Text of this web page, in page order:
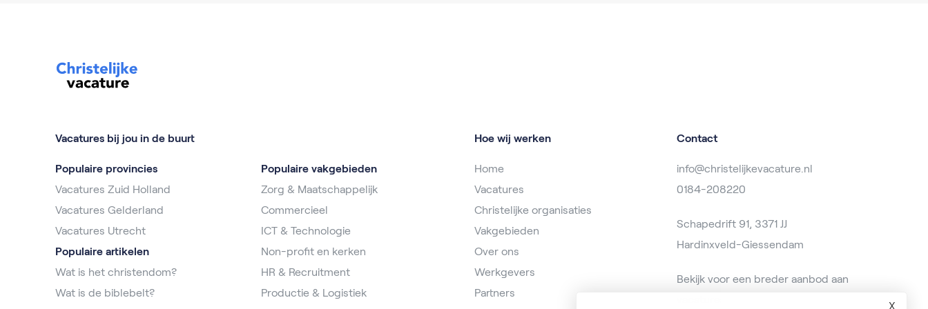
Vacatures bij jou in de buurt
Populaire provincies
Vacatures Zuid Holland
Vacatures Gelderland
Vacatures Utrecht
Populaire artikelen
Wat is het christendom?
Wat is de biblebelt?
Populaire vakgebieden
Zorg & Maatschappelijk
Commercieel
ICT & Technologie
Non-profit en kerken
HR & Recruitment
Productie & Logistiek
Hoe wij werken
Home
Vacatures
Christelijke organisaties
Vakgebieden
Over ons
Werkgevers
Partners
Contact
info@christelijkevacature.nl
0184-208220
Schapedrift 91, 3371 JJ
Hardinxveld-Giessendam
Bekijk voor een breder aanbod aan
X